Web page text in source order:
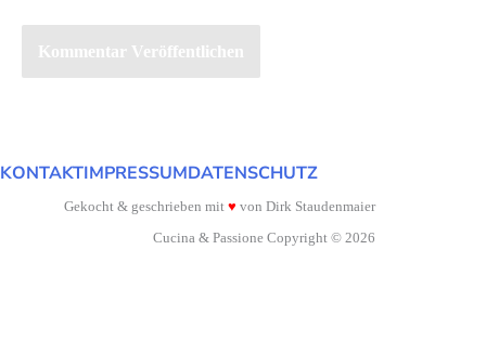
KONTAKTIMPRESSUMDATENSCHUTZ
Gekocht & geschrieben mit ♥ von Dirk Staudenmaier
Cucina & Passione Copyright © 2026